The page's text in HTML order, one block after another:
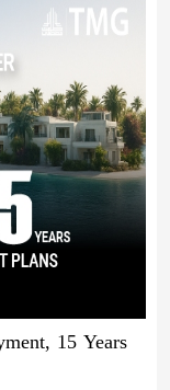
15 Years